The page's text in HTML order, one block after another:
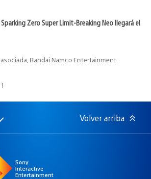
Sparking Zero Super Limit-Breaking Neo llegará el
Bandai Namco Entertainment
1
Volver arriba
Sony
Interactive
Entertainment